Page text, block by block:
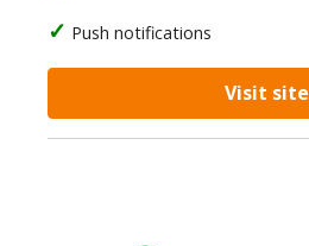
Push notifications
Visit site